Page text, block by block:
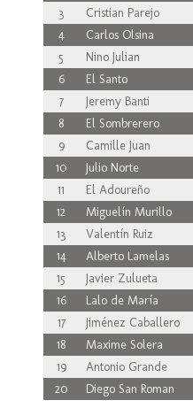
3
Cristian Parejo
4
Carlos Olsina
5
Nino Julian
6
El Santo
7
Jeremy Banti
8
El Sombrerero
9
Camille Juan
10
Julio Norte
11
El Adoureño
12
Miguelín Murillo
13
Valentín Ruiz
14
Alberto Lamelas
15
Javier Zulueta
16
Lalo de María
17
Jiménez Caballero
18
Maxime Solera
19
Antonio Grande
20
Diego San Roman